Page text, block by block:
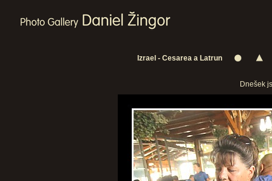
Izrael - Cesarea a Latrun
Dnešek